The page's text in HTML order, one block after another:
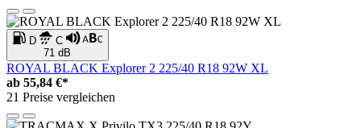
D
C
71 dB
ROYAL BLACK Explorer 2 225/40 R18 92W XL
ab 55,84 €*
21 Preise vergleichen